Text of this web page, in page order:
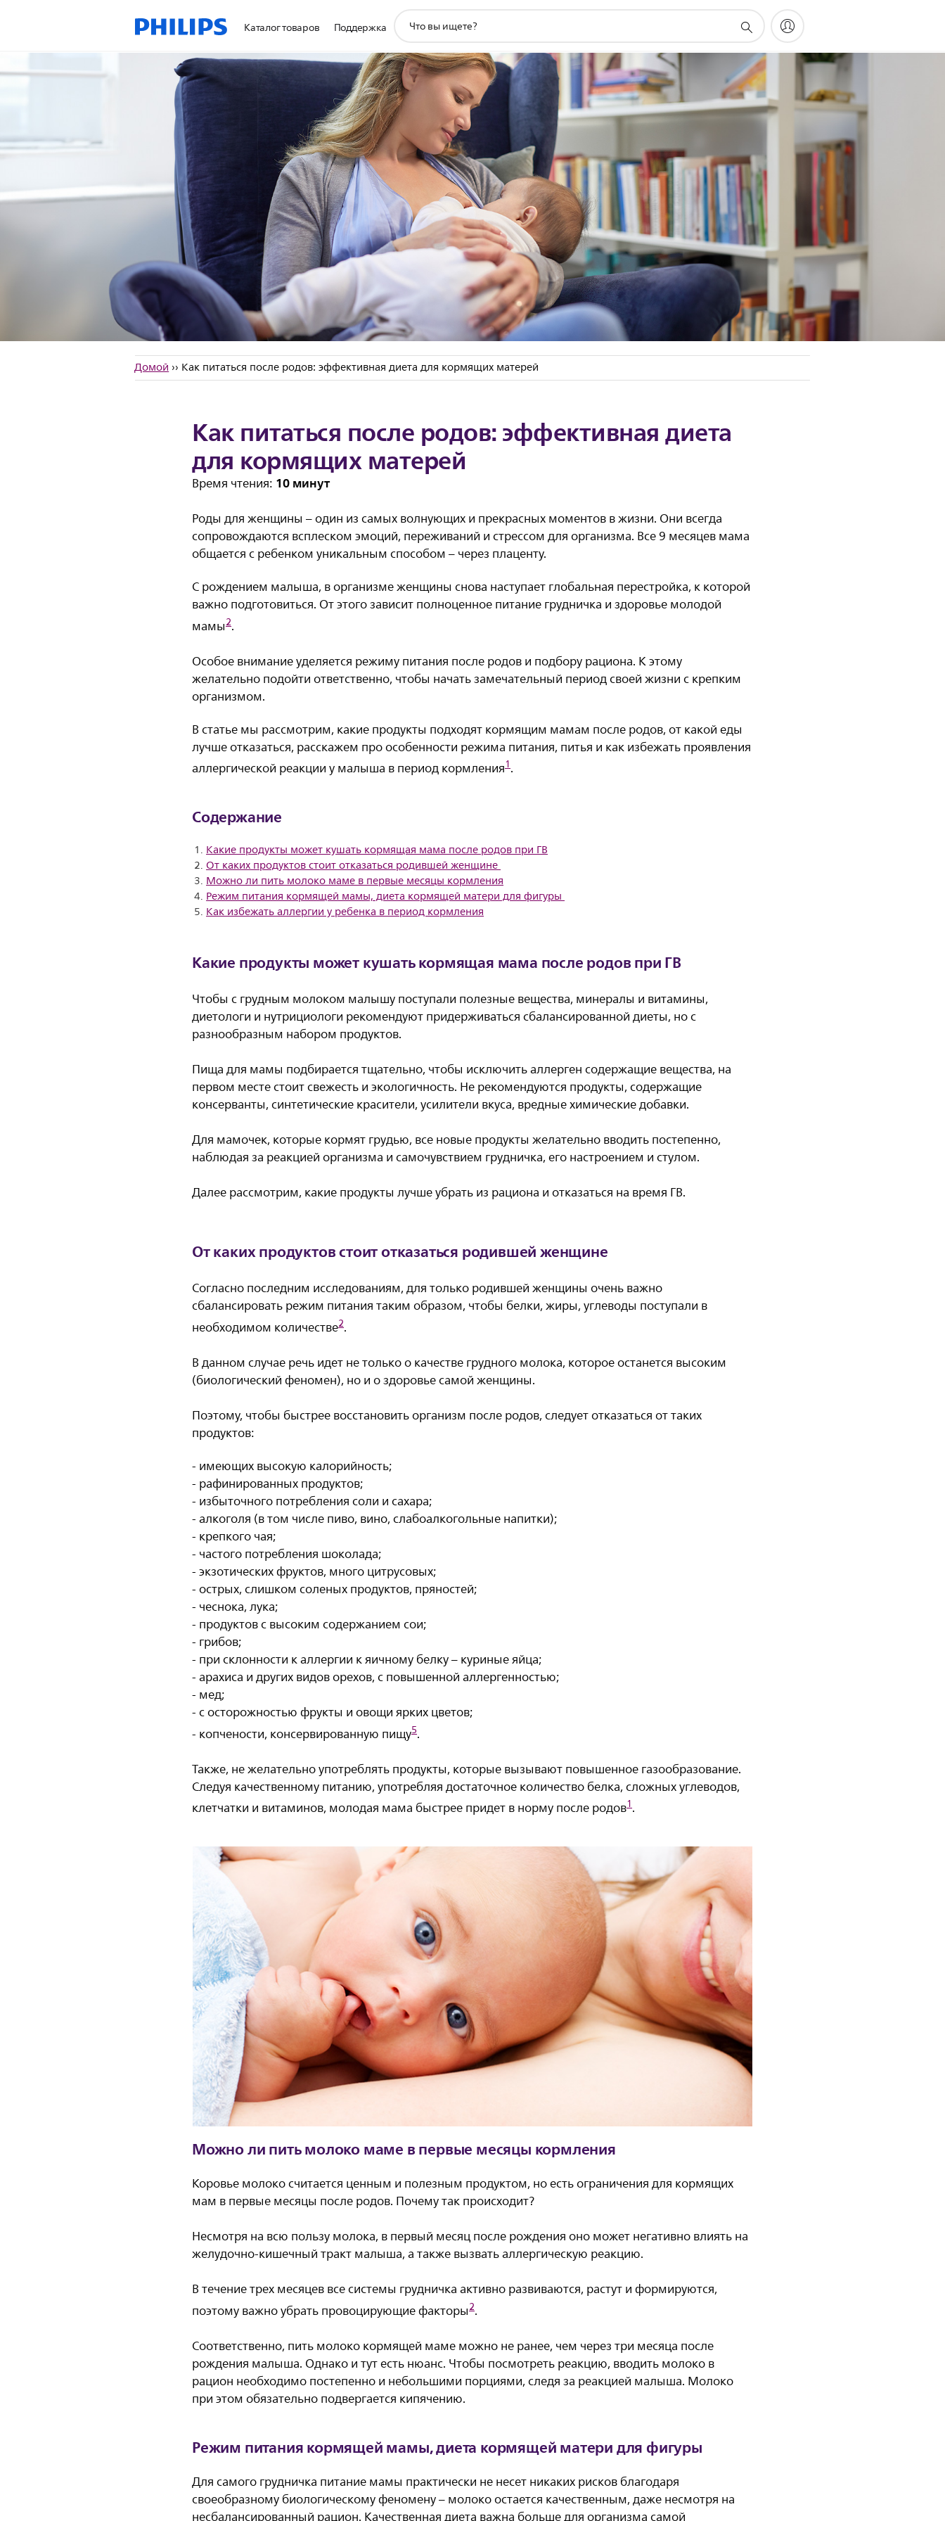
Каталог товаров Поддержка
поддержки
Домой›› Как питаться после родов: эффективная диета для кормящих матерей
Как питаться после родов: эффективная диета
для кормящих матерей
Время чтения: 10 минут
Роды для женщины – один из самых волнующих и прекрасных моментов в жизни. Они всегда
сопровождаются всплеском эмоций, переживаний и стрессом для организма. Все 9 месяцев мама
общается с ребенком уникальным способом – через плаценту.
С рождением малыша, в организме женщины снова наступает глобальная перестройка, к которой
важно подготовиться. От этого зависит полноценное питание грудничка и здоровье молодой
мамы2.
Особое внимание уделяется режиму питания после родов и подбору рациона. К этому
желательно подойти ответственно, чтобы начать замечательный период своей жизни с крепким
организмом.
В статье мы рассмотрим, какие продукты подходят кормящим мамам после родов, от какой еды
лучше отказаться, расскажем про особенности режима питания, питья и как избежать проявления
аллергической реакции у малыша в период кормления1.
Содержание
Какие продукты может кушать кормящая мама после родов при ГВ
От каких продуктов стоит отказаться родившей женщине
Можно ли пить молоко маме в первые месяцы кормления
Режим питания кормящей мамы, диета кормящей матери для фигуры
Как избежать аллергии у ребенка в период кормления
Какие продукты может кушать кормящая мама после родов при ГВ
Чтобы с грудным молоком малышу поступали полезные вещества, минералы и витамины,
диетологи и нутрициологи рекомендуют придерживаться сбалансированной диеты, но с
разнообразным набором продуктов.
Пища для мамы подбирается тщательно, чтобы исключить аллерген содержащие вещества, на
первом месте стоит свежесть и экологичность. Не рекомендуются продукты, содержащие
консерванты, синтетические красители, усилители вкуса, вредные химические добавки.
Для мамочек, которые кормят грудью, все новые продукты желательно вводить постепенно,
наблюдая за реакцией организма и самочувствием грудничка, его настроением и стулом.
Далее рассмотрим, какие продукты лучше убрать из рациона и отказаться на время ГВ.
От каких продуктов стоит отказаться родившей женщине
Согласно последним исследованиям, для только родившей женщины очень важно
сбалансировать режим питания таким образом, чтобы белки, жиры, углеводы поступали в
необходимом количестве2.
В данном случае речь идет не только о качестве грудного молока, которое останется высоким
(биологический феномен), но и о здоровье самой женщины.
Поэтому, чтобы быстрее восстановить организм после родов, следует отказаться от таких
продуктов:
- имеющих высокую калорийность;
- рафинированных продуктов;
- избыточного потребления соли и сахара;
- алкоголя (в том числе пиво, вино, слабоалкогольные напитки);
- крепкого чая;
- частого потребления шоколада;
- экзотических фруктов, много цитрусовых;
- острых, слишком соленых продуктов, пряностей;
- чеснока, лука;
- продуктов с высоким содержанием сои;
- грибов;
- при склонности к аллергии к яичному белку – куриные яйца;
- арахиса и других видов орехов, с повышенной аллергенностью;
- мед;
- с осторожностью фрукты и овощи ярких цветов;
- копчености, консервированную пищу5.
Также, не желательно употреблять продукты, которые вызывают повышенное газообразование.
Следуя качественному питанию, употребляя достаточное количество белка, сложных углеводов,
клетчатки и витаминов, молодая мама быстрее придет в норму после родов1.
Можно ли пить молоко маме в первые месяцы кормления
Коровье молоко считается ценным и полезным продуктом, но есть ограничения для кормящих
мам в первые месяцы после родов. Почему так происходит?
Несмотря на всю пользу молока, в первый месяц после рождения оно может негативно влиять на
желудочно-кишечный тракт малыша, а также вызвать аллергическую реакцию.
В течение трех месяцев все системы грудничка активно развиваются, растут и формируются,
поэтому важно убрать провоцирующие факторы2.
Соответственно, пить молоко кормящей маме можно не ранее, чем через три месяца после
рождения малыша. Однако и тут есть нюанс. Чтобы посмотреть реакцию, вводить молоко в
рацион необходимо постепенно и небольшими порциями, следя за реакцией малыша. Молоко
при этом обязательно подвергается кипячению.
Режим питания кормящей мамы, диета кормящей матери для фигуры
Для самого грудничка питание мамы практически не несет никаких рисков благодаря
своеобразному биологическому феномену – молоко остается качественным, даже несмотря на
несбалансированный рацион. Качественная диета важна больше для организма самой